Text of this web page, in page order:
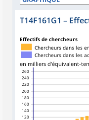
T14F161G1 –
Effectifs de chercheurs
120
140
160
180
200
220
240
260
en milliers d'équivalent-
Chercheurs dans les
Chercheurs dans les